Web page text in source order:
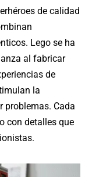
de calidad
Lego se ha
al fabricar
de
la
problemas. Cada
con detalles que